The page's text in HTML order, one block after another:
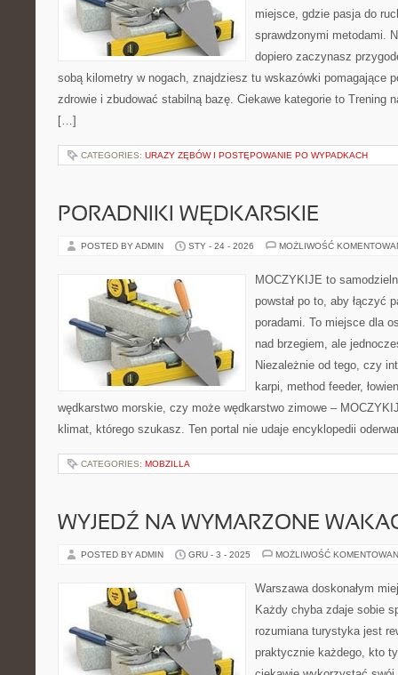
miejsce, gdzie pasja do
sprawdzonymi metodami.
dopiero zaczynasz
sobą kilometry w nogach, znajdziesz tu wskazówki pomagające
zdrowie i zbudować stabilną bazę. Ciekawe kategorie to Trening
[…]
CATEGORIES: URAZY ZĘBÓW I POSTĘPOWANIE PO WYPADKACH
PORADNIKI WĘDKARSKIE
POSTED BY ADMIN STY - 24 - 2026 MOŻLIWOŚĆ
MOCZYKIJE to
powstał po to, aby łączyć
poradami. To miejsce dla
nad brzegiem, ale
Niezależnie od tego, czy
karpi, method feeder,
wędkarstwo morskie, czy może wędkarstwo zimowe –
klimat, którego szukasz. Ten portal nie udaje encyklopedii
CATEGORIES: MOBZILLA
WYJEDŹ NA WYMARZONE
POSTED BY ADMIN GRU - 3 - 2025 MOŻLIWOŚĆ
Warszawa doskonałym
Każdy chyba zdaje sobie
rozumiana turystyka jest
praktycznie każdego, kto